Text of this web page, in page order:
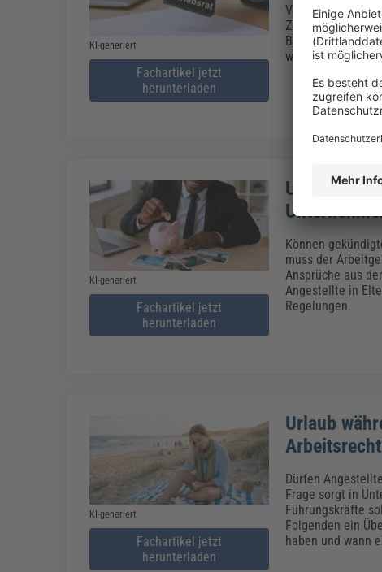
KI-generiert
Fachartikel jetzt
herunterladen
Vom 1. März bis
Zusammenhang
Betriebsrat
was passiert bei
KI-generiert
Fachartikel jetzt
herunterladen
Können
muss der
Ansprüche aus
Angestellte in
Regelungen.
KI-generiert
Fachartikel jetzt
herunterladen
Urlaub
Dürfen
Frage sorgt in
Führungskräfte
Folgenden ein
haben und wann